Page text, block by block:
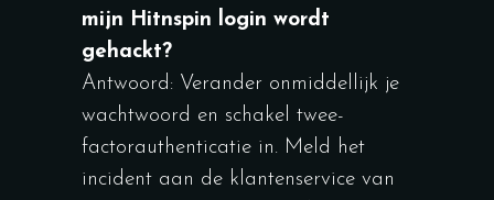
mijn Hitnspin login wordt
gehackt?
Antwoord: Verander onmiddellijk je
wachtwoord en schakel twee-
factorauthenticatie in. Meld het
incident aan de klantenservice van